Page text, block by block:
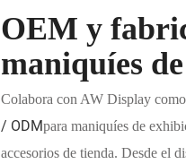
OEM y
maniquíes
Colabora con AW Display
/ ODMpara maniquíes de
accesorios de tienda. Desde el